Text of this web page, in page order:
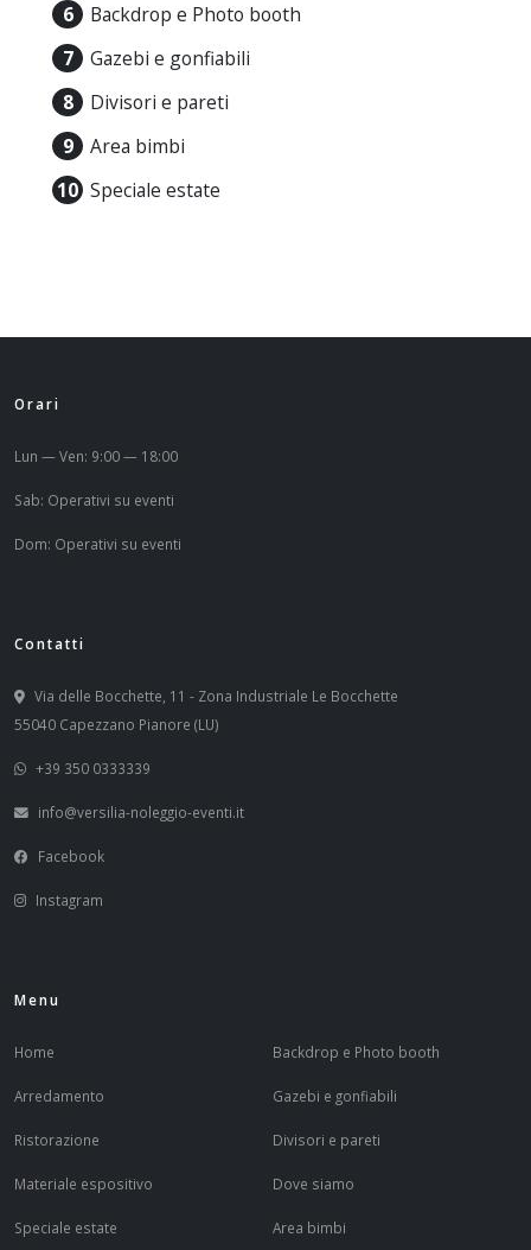
Backdrop e Photo booth
Gazebi e gonfiabili
Divisori e pareti
Area bimbi
Speciale estate
Orari
Lun — Ven: 9:00 — 18:00
Sab: Operativi su eventi
Dom: Operativi su eventi
Contatti
Via delle Bocchette, 11 - Zona Industriale Le Bocchette
55040 Capezzano Pianore (LU)
+39 350 0333339
info@versilia-noleggio-eventi.it
Facebook
Instagram
Menu
Home
Arredamento
Ristorazione
Materiale espositivo
Speciale estate
Backdrop e Photo booth
Gazebi e gonfiabili
Divisori e pareti
Dove siamo
Area bimbi